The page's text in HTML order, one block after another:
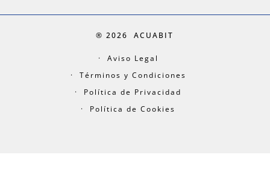
® 2026ACUABIT
Aviso Legal
Términos y Condiciones
Política de Privacidad
Política de Cookies